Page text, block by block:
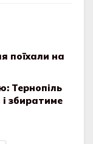
поїхали на
Тернопіль
збиратиме